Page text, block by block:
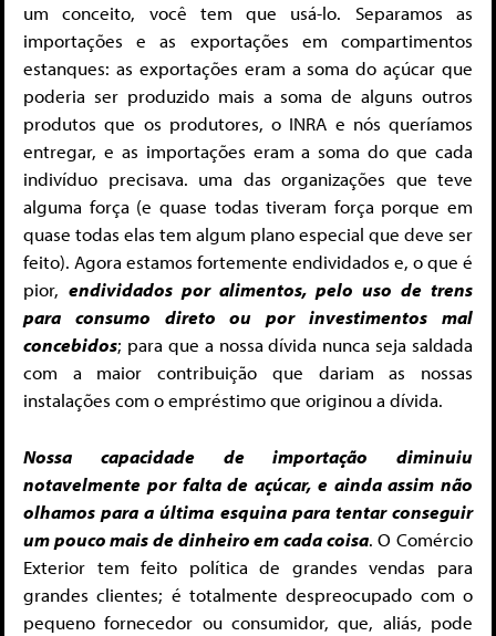
um conceito, você tem que usá-lo. Separamos as
importações e as exportações em compartimentos
estanques: as exportações eram a soma do açúcar que
poderia ser produzido mais a soma de alguns outros
produtos que os produtores, o INRA e nós queríamos
entregar, e as importações eram a soma do que cada
indivíduo precisava. uma das organizações que teve
alguma força (e quase todas tiveram força porque em
quase todas elas tem algum plano especial que deve ser
feito). Agora estamos fortemente endividados e, o que é
pior, endividados por alimentos, pelo uso de trens
para consumo direto ou por investimentos mal
concebidos; para que a nossa dívida nunca seja saldada
com a maior contribuição que dariam as nossas
instalações com o empréstimo que originou a dívida.
Nossa capacidade de importação diminuiu
notavelmente por falta de açúcar, e ainda assim não
olhamos para a última esquina para tentar conseguir
um pouco mais de dinheiro em cada coisa. O Comércio
Exterior tem feito política de grandes vendas para
grandes clientes; é totalmente despreocupado com o
pequeno fornecedor ou consumidor, que, aliás, pode